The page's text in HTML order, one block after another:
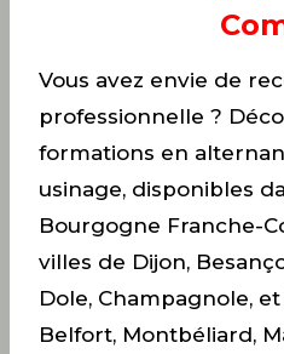
Vous avez envie de
professionnelle ?
formations en
usinage, disponibles
Bourgogne Franche-
villes de Dijon,
Dole, Champagnole,
Belfort, Montbéliard,